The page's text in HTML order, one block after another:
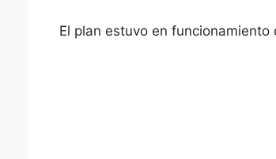
El plan estuvo en